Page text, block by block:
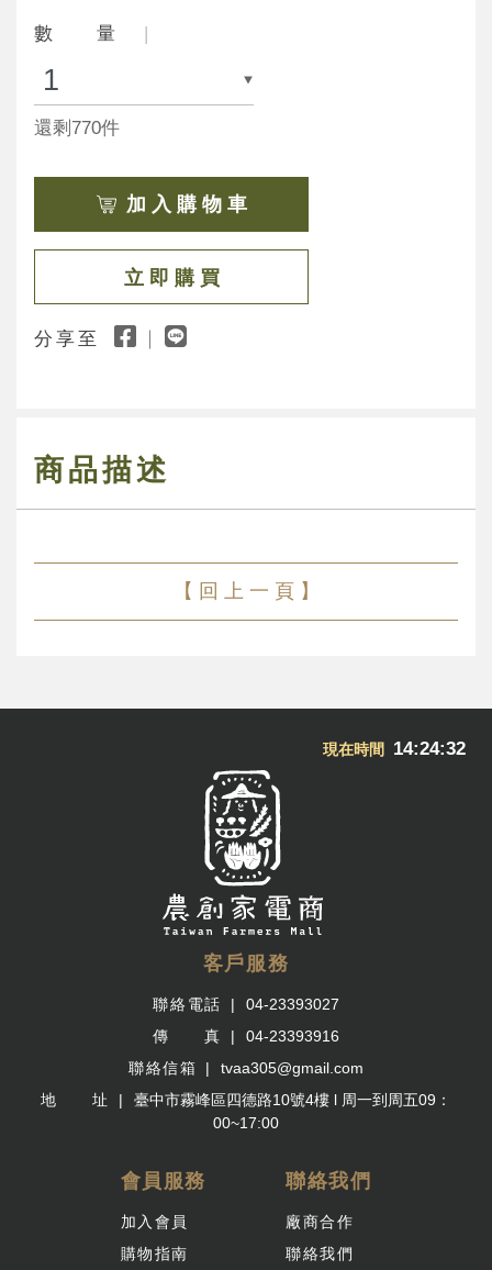
數 量
還剩770件
加 入 購 物 車
立 即 購 買
分享至
商品描述
【 回 上 一 頁 】
現在時間 14:24:32
客戶服務
聯絡電話
04-23393027
傳 真
04-23393916
聯絡信箱
tvaa305@gmail.com
地 址
臺中市霧峰區四德路10號4樓 l 周一到周五09：
00~17:00
會員服務
加入會員
購物指南
聯絡我們
廠商合作
聯絡我們